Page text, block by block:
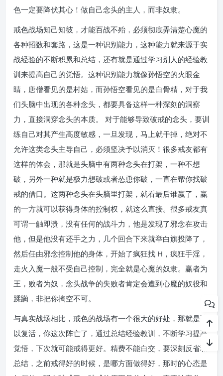
色一定要降伏其心！做自己念头的主人，而非奴隶。
戒色战场知己知彼，才能百战不殆，必须彻底弄清楚心魔的
各种招数和套路，这是一种识别能力，这种能力就来源于实
战经验的不断积累和总结，还有就是通过学习别人的经验教
训来提高自己的觉悟。这种识别能力就像孙悟空的火眼金
睛，唐僧看见的是村姑，而孙悟空看见的是白骨精，对于我
们头脑中出现的各种念头，都要具备这样一种深刻的洞察
力，直接洞穿念头的本质。 对于能够导致破戒的念头，要训
练自己对其产生高度敏感，一旦发现，马上就干掉，绝对不
允许这类念头主导自己，必须坚决予以消灭！很多戒友都有
这样的体会，那就是头脑中有两种念头在打架，一种不想
破，另外一种就是极力想破或者怂恿你破，一直在帮你找破
戒的借口。这两种念头在头脑里打架，就看最后谁赢了，赢
的一方就可以获得身体的控制权，就这么直接。很多戒友真
可谓一触即溃，没有任何的战斗力，他是发现了邪念在攻击
他，但是他没有还手之力，几个回合下来就举白旗投降了，
然后任由邪念控制他的身体，开始了疯狂找 H，疯狂手淫，
走火入魔一般不受自己控制，完全就是心魔的奴隶。赢者为
王，败者为奴，念头战争的失败者肯定会遭到心魔的奴役和
蹂躏，非把你掏空不可。
与真实战场相比，戒色的战场有一个很大的好处，那就是可
以复活，你这次阵亡了，通过总结经验教训，不断学习提高
觉悟，下次就可能戒得更好。精费不能白交，要深刻反省和
总结，之前戒得好的时候，是哪方面做得好，那时的心态是